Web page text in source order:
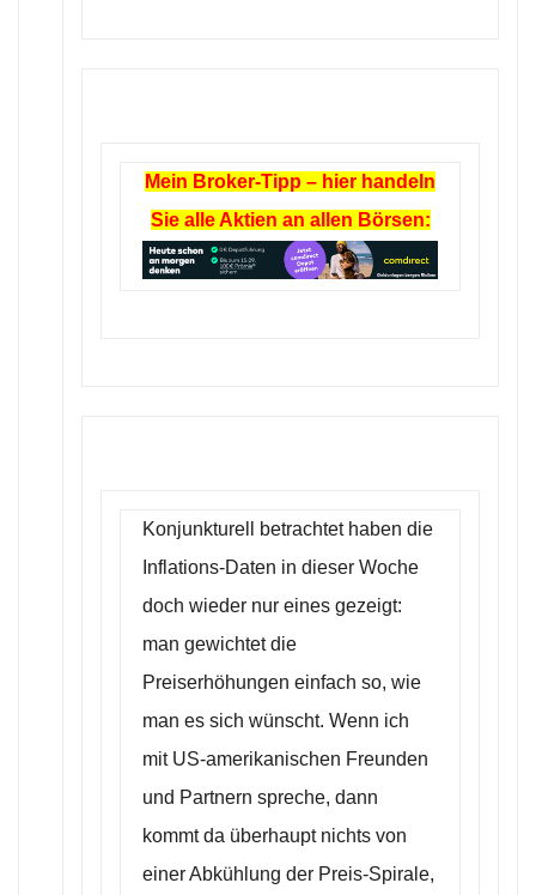
Mein Broker-Tipp – hier handeln
Sie alle Aktien an allen Börsen:
Konjunkturell betrachtet haben die
Inflations-Daten in dieser Woche
doch wieder nur eines gezeigt:
man gewichtet die
Preiserhöhungen einfach so, wie
man es sich wünscht. Wenn ich
mit US-amerikanischen Freunden
und Partnern spreche, dann
kommt da überhaupt nichts von
einer Abkühlung der Preis-Spirale,